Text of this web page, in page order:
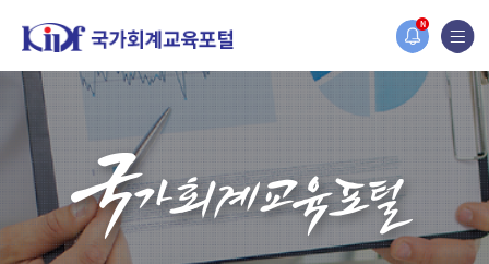
N
편되었습니다.
홈페이지가 새롭게 개설되었습니다.